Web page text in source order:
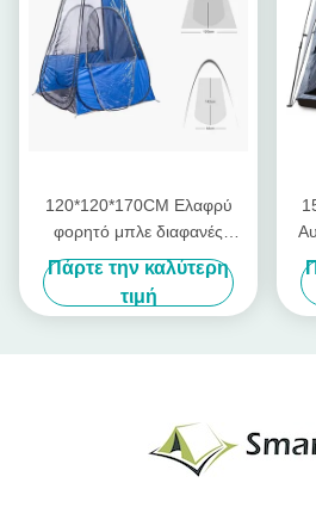
120*120*170CM Ελαφρύ
φορητό μπλε διαφανές
αδιάβροχο πολυεστέρα Pop
Up αθλητικές σκηνές
Πάρτε την καλύτερη
τιμή